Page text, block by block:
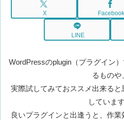
X Facebook
LINE
WordPressのplugin（プラグイン
るものや、
実際試してみておススメ出来る
しています
良いプラグインと出逢うと、作